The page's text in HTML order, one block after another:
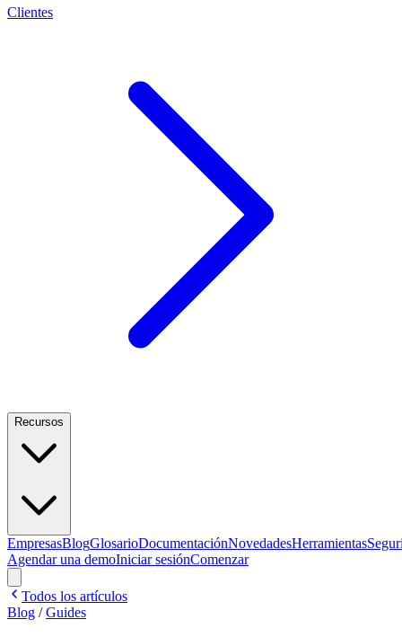
Clientes
Recursos
EmpresasBlogGlosarioDocumentaciónNovedadesHerramientas
Agendar una demoIniciar sesiónComenzar
Todos los artículos
Blog /Guides